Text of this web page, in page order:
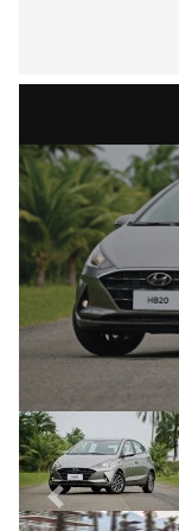
Previous